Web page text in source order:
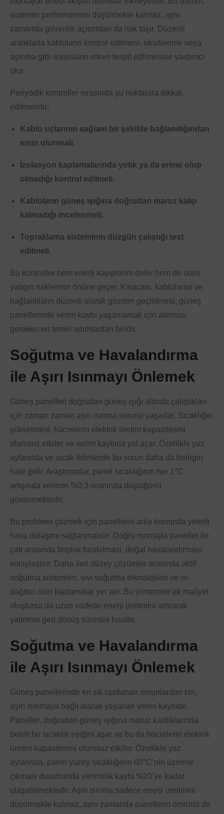
sistemin performansını düşürmekle kalmaz, aynı
zamanda güvenlik açısından da risk taşır. Düzenli
aralıklarla kabloların kontrol edilmesi, oksitlenme veya
aşınma gibi sorunların erken tespit edilmesine yardımcı
olur.
Periyodik kontroller sırasında şu noktalara dikkat
edilmelidir:
Kablo uçlarının sağlam bir şekilde bağlandığından
emin olunmalı.
İzolasyon kaplamalarında yırtık ya da erime olup
olmadığı kontrol edilmeli.
Kabloların güneş ışığına doğrudan maruz kalıp
kalmadığı incelenmeli.
Topraklama sisteminin düzgün çalıştığı test
edilmeli.
Bu kontroller hem enerji kayıplarını önler hem de olası
yangın risklerinin önüne geçer. Kısacası, kablolama ve
bağlantıların düzenli olarak gözden geçirilmesi, güneş
panellerinde verim kaybı yaşamamak için atılması
gereken en temel adımlardan biridir.
Soğutma ve Havalandırma
ile Aşırı Isınmayı Önlemek
Güneş panelleri doğrudan güneş ışığı altında çalıştıkları
için zaman zaman aşırı ısınma sorunu yaşarlar. Sıcaklığın
yükselmesi, hücrelerin elektrik üretim kapasitesini
olumsuz etkiler ve verim kaybına yol açar. Özellikle yaz
aylarında ve sıcak iklimlerde bu sorun daha da belirgin
hale gelir. Araştırmalar, panel sıcaklığının her 1°C
artışında verimin %0,3 oranında düştüğünü
göstermektedir.
Bu problemi çözmek için panellerin arka kısmında yeterli
hava dolaşımı sağlanmalıdır. Doğru montajla paneller ile
çatı arasında boşluk bırakılması, doğal havalandırmayı
kolaylaştırır. Daha ileri düzey çözümler arasında aktif
soğutma sistemleri, sıvı soğutma teknolojileri ve ısı
dağıtıcı özel kaplamalar yer alır. Bu yöntemler ek maliyet
oluştursa da uzun vadede enerji üretimini artırarak
yatırımın geri dönüş süresini kısaltır.
Soğutma ve Havalandırma
ile Aşırı Isınmayı Önlemek
Güneş panellerinde en sık rastlanan sorunlardan biri,
aşırı ısınmaya bağlı olarak yaşanan verim kaybıdır.
Paneller, doğrudan güneş ışığına maruz kaldıklarında
belirli bir sıcaklık eşiğini aşar ve bu da hücrelerin elektrik
üretim kapasitesini olumsuz etkiler. Özellikle yaz
aylarında, panel yüzey sıcaklığının 60°C’nin üzerine
çıkması durumunda verimlilik kaybı %20’ye kadar
ulaşabilmektedir. Aşırı ısınma sadece enerji üretimini
düşürmekle kalmaz, aynı zamanda panellerin ömrünü de